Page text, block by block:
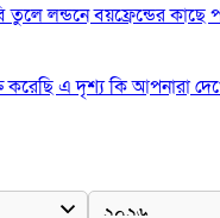
লন্ডনে বয়ফ্রেন্ডের কাছে
করেছি এ দৃশ্য কি আপনারা
সবচেয়ে বেশি
নিয়ে বড় সুখবর দিলো